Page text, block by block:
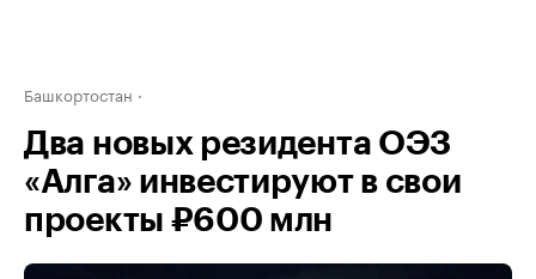
Башкортостан
Два новых резидента ОЭЗ
«Алга» инвестируют в свои
проекты ₽600 млн